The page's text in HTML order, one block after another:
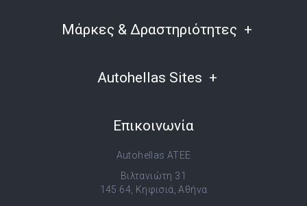
Μάρκες & Δραστηριότητες
Autohellas Sites
Επικοινωνία
Autohellas ATEE
Βιλτανιώτη 31
145 64, Κηφισιά, Αθήνα